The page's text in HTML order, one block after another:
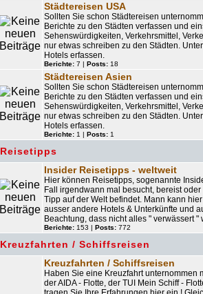
Städtereisen USA
Sollten Sie schon Städtereisen
Berichte zu den Städten verfassen und
Sehenswürdigkeiten, Verkehrsmittel,
nur etwas schreiben zu den Städten.
Hotels erfassen.
Berichte: 7 | Posts: 18
Städtereisen Asien
Sollten Sie schon Städtereisen
Berichte zu den Städten verfassen und
Sehenswürdigkeiten, Verkehrsmittel,
nur etwas schreiben zu den Städten.
Hotels erfassen.
Berichte: 1 | Posts: 1
Reisetipps
Insider Reisetipps - weltweit
Hier können Reisetipps, sogenannte
Fall irgendwann mal besucht, bereist
Tipp auf der Welt befindet. Mann kann
ausser andere Hotels & Unterkünfte und
Beachtung, dass nicht alles " verwässert "
Berichte: 153 | Posts: 772
Kreuzfahrten / Schiffsreisen
Kreuzfahrten / Schiffsreisen
Haben Sie eine Kreuzfahrt unternommen
der AIDA - Flotte, der TUI Mein Schiff -